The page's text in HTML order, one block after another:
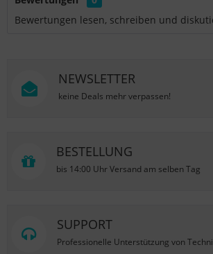
Bewertungen lesen, schreiben und
NEWSLETTER
keine Deals mehr verpassen!
BESTELLUNG
bis 14:00 Uhr Versand am selben Tag
SUPPORT
Professionelle Unterstützung von